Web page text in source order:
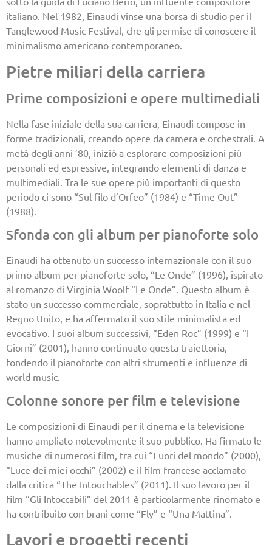
italiano. Nel 1982, Einaudi vinse una borsa di studio per il
Tanglewood Music Festival, che gli permise di conoscere il
minimalismo americano contemporaneo.
Pietre miliari della carriera
Prime composizioni e opere multimediali
Nella fase iniziale della sua carriera, Einaudi compose in
forme tradizionali, creando opere da camera e orchestrali. A
metà degli anni ’80, iniziò a esplorare composizioni più
personali ed espressive, integrando elementi di danza e
multimediali. Tra le sue opere più importanti di questo
periodo ci sono “Sul filo d’Orfeo” (1984) e “Time Out”
(1988).
Sfonda con gli album per pianoforte solo
Einaudi ha ottenuto un successo internazionale con il suo
primo album per pianoforte solo, “Le Onde” (1996), ispirato
al romanzo di Virginia Woolf “Le Onde”. Questo album è
stato un successo commerciale, soprattutto in Italia e nel
Regno Unito, e ha affermato il suo stile minimalista ed
evocativo. I suoi album successivi, “Eden Roc” (1999) e “I
Giorni” (2001), hanno continuato questa traiettoria,
fondendo il pianoforte con altri strumenti e influenze di
world music.
Colonne sonore per film e televisione
Le composizioni di Einaudi per il cinema e la televisione
hanno ampliato notevolmente il suo pubblico. Ha firmato le
musiche di numerosi film, tra cui “Fuori del mondo” (2000),
“Luce dei miei occhi” (2002) e il film francese acclamato
dalla critica “The Intouchables” (2011). Il suo lavoro per il
film “Gli Intoccabili” del 2011 è particolarmente rinomato e
ha contribuito con brani come “Fly” e “Una Mattina”.
Lavori e progetti recenti